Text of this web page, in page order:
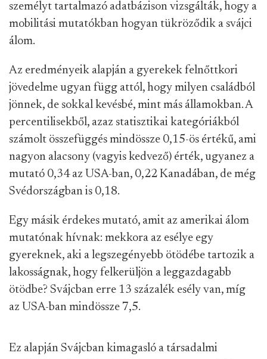
személyt tartalmazó adatbázison vizsgálták, hogy a
mobilitási mutatókban hogyan tükröződik a svájci
álom.
Az eredményeik alapján a gyerekek felnőttkori
jövedelme ugyan függ attól, hogy milyen családból
jönnek, de sokkal kevésbé, mint más államokban. A
percentilisekből, azaz statisztikai kategóriákból
számolt összefüggés mindössze 0,15-ös értékű, ami
nagyon alacsony (vagyis kedvező) érték, ugyanez a
mutató 0,34 az USA-ban, 0,22 Kanadában, de még
Svédországban is 0,18.
Egy másik érdekes mutató, amit az amerikai álom
mutatónak hívnak: mekkora az esélye egy
gyereknek, aki a legszegényebb ötödébe tartozik a
lakosságnak, hogy felkerüljön a leggazdagabb
ötödbe? Svájcban erre 13 százalék esély van, míg
az USA-ban mindössze 7,5.
Ez alapján Svájcban kimagasló a társadalmi